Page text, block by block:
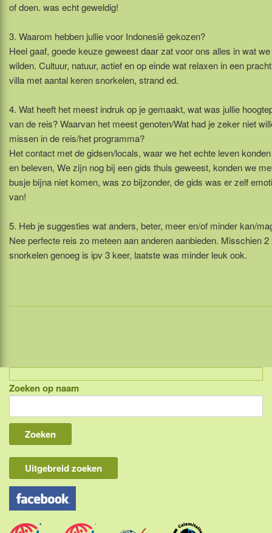
of doen. was echt geweldig!
3. Waarom hebben jullie voor Indonesië gekozen?
Heel gaaf, goede keuze geweest daar zat voor ons alles in wat we
wilden. Cultuur, natuur, actief en op einde wat relaxen in een
villa met aantal keren snorkelen, strand ed.
4. Wat heeft het meest indruk op je gemaakt, wat was jullie
van de reis? Waarvan het meest genoten/Wat had je zeker niet
missen in de reis/het programma?
Het contact met de gidsen/locals, waar we het echte leven
en beleven, We zijn nog bij een gids thuis geweest, konden we
busje bijna niet komen, was zo bijzonder, de gids was er zelf
van!
5. Heb je suggesties wat anders, beter, meer en/of minder kan/
Nee perfecte reis zo meteen aan anderen aanbieden. Misschien 2
snorkelen genoeg is ipv 3 keer, laatste was minder leuk ook.
Indonesië, eilandcombinaties
Bali
Lombok
Flores & Komodo
Overige Sunda eilanden
Java
Zoeken op naam
Uitgebreid zoeken